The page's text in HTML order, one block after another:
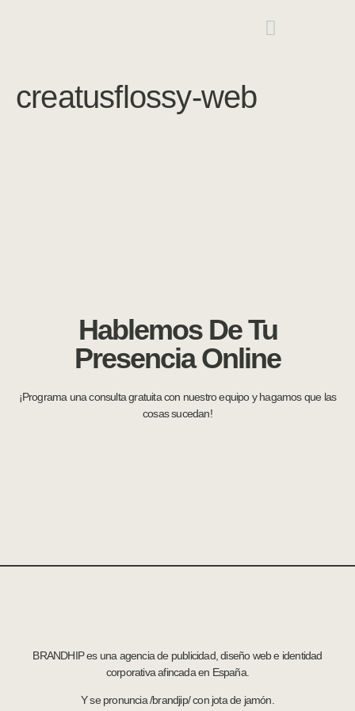
creatusflossy-web
Hablemos De Tu
Presencia Online
¡Programa una consulta gratuita con nuestro equipo y hagamos que las
cosas sucedan!
BRANDHIP es una agencia de publicidad, diseño web e identidad
corporativa afincada en España.
Y se pronuncia /brandjip/ con jota de jamón.